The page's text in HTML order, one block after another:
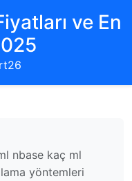
ve En
nbase kaç ml
yöntemleri